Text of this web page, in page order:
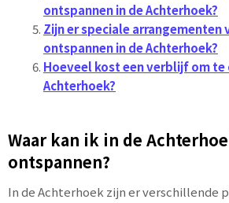
ontspannen in de Achterhoek?
Zijn er speciale arrangementen
ontspannen in de Achterhoek?
Hoeveel kost een verblijf om te
Achterhoek?
Waar kan ik in de
ontspannen?
In de Achterhoek zijn er verschillende